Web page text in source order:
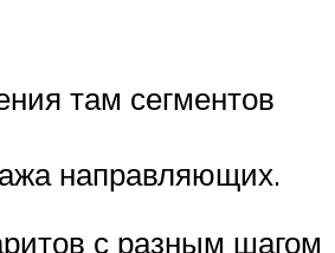
там сегментов
направляющих.
с разным шагом